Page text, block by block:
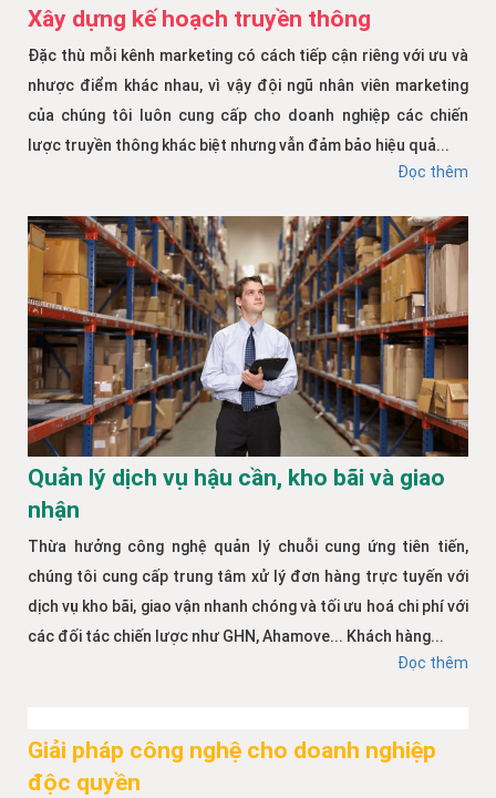
Xây dựng kế hoạch truyền thông
Đặc thù mỗi kênh marketing có cách tiếp cận riêng với ưu và
nhược điểm khác nhau, vì vậy đội ngũ nhân viên marketing
của chúng tôi luôn cung cấp cho doanh nghiệp các chiến
lược truyền thông khác biệt nhưng vẫn đảm bảo hiệu quả...
Đọc thêm
Quản lý dịch vụ hậu cần, kho bãi và giao
nhận
Thừa hưởng công nghệ quản lý chuỗi cung ứng tiên tiến,
chúng tôi cung cấp trung tâm xử lý đơn hàng trực tuyến với
dịch vụ kho bãi, giao vận nhanh chóng và tối ưu hoá chi phí với
các đối tác chiến lược như GHN, Ahamove... Khách hàng...
Đọc thêm
Giải pháp công nghệ cho doanh nghiệp
độc quyền